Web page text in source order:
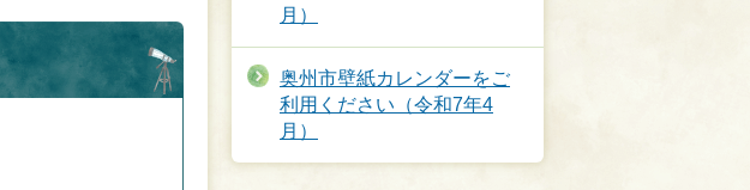
月）
奥州市壁紙カレンダーをご
利用ください（令和7年4
月）